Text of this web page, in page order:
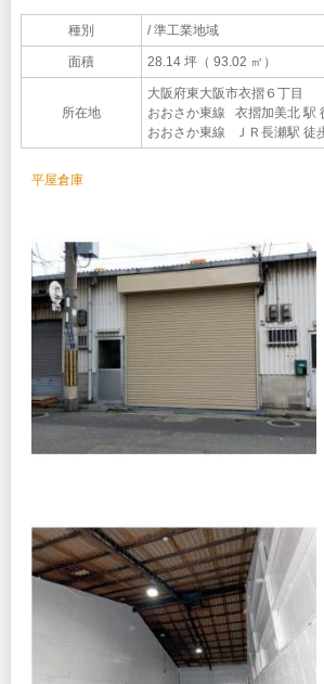
種別 / 準工業地域
面積 28.14 坪（ 93.02 ㎡）
所在地
大阪府東大阪市衣摺６丁目
おおさか東線 衣摺加美北 駅
おおさか東線 ＪＲ長瀬駅 徒
平屋倉庫